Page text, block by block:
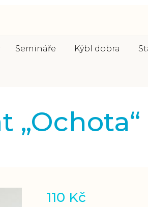
Semináře Kýbl dobra
„Ochota“
110 Kč